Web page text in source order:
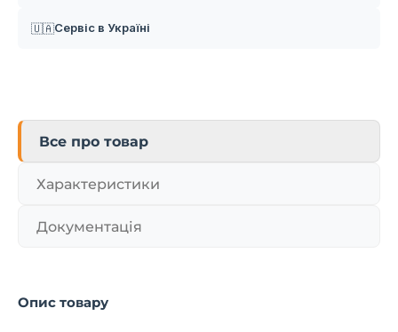
🇺🇦Сервіс в Україні
Все про товар
Характеристики
Документація
Опис товару